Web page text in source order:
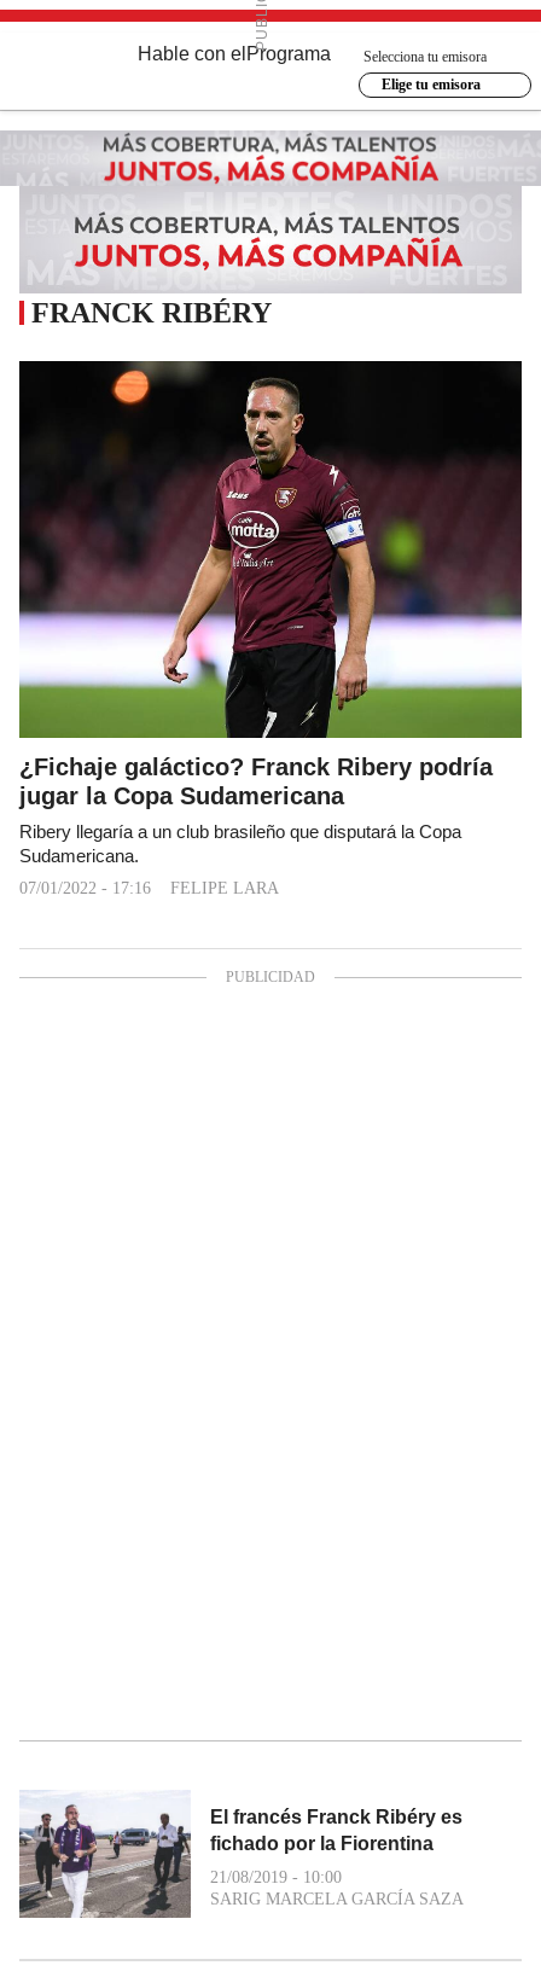
Hable con el Programa
Selecciona tu emisora
Elige tu emisora
FRANCK RIBÉRY
¿Fichaje galáctico? Franck Ribery podría
jugar la Copa Sudamericana
Ribery llegaría a un club brasileño que disputará la Copa
Sudamericana.
07/01/2022 - 17:16 FELIPE LARA
El francés Franck Ribéry es
fichado por la Fiorentina
21/08/2019 - 10:00
SARIG MARCELA GARCÍA SAZA